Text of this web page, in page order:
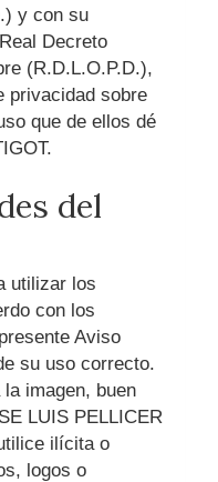
y con su
Decreto
(R.D.L.O.P.D.),
privacidad sobre
que de ellos dé
.
del
utilizar los
con los
Aviso
su uso correcto.
imagen, buen
LUIS PELLICER
ilícita o
logos o